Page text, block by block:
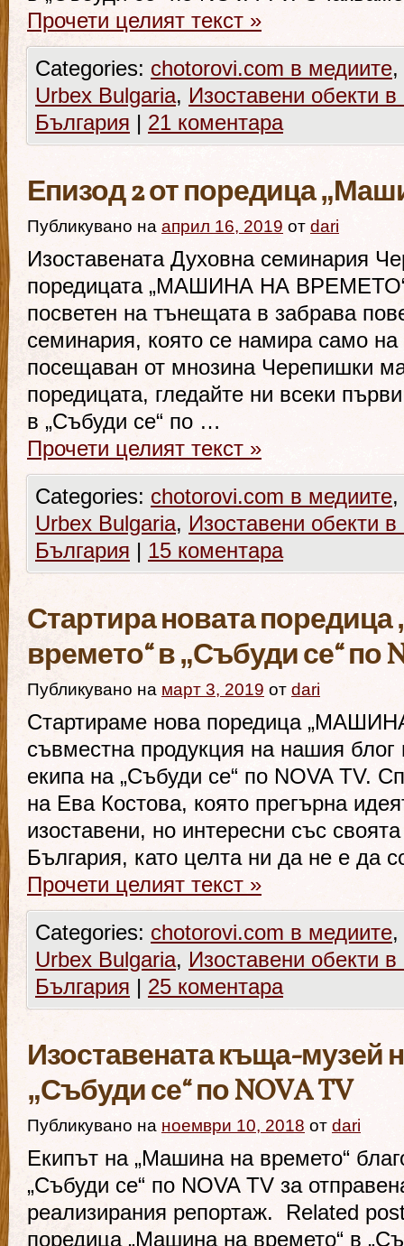
Прочети целият текст »
Categories: chotorovi.com в медиите,
Urbex Bulgaria, Изоставени обекти
България | 21 коментара
Епизод 2 от поредица
Публикувано на април 16, 2019 от dari
Изоставената Духовна семинария
поредицата „МАШИНА НА ВРЕМЕТО“
посветен на тънещата в забрава
семинария, която се намира само на
посещаван от мнозина Черепишки
поредицата, гледайте ни всеки
в „Събуди се“ по …
Прочети целият текст »
Categories: chotorovi.com в медиите,
Urbex Bulgaria, Изоставени обекти
България | 15 коментара
Стартира новата
времето“ в „Събуди се“ по
Публикувано на март 3, 2019 от dari
Стартираме нова поредица
съвместна продукция на нашия
екипа на „Събуди се“ по NOVA TV.
на Ева Костова, която прегърна
изоставени, но интересни със
България, като целта ни да не е да
Прочети целият текст »
Categories: chotorovi.com в медиите,
Urbex Bulgaria, Изоставени обекти
България | 25 коментара
Изоставената къща-музей
„Събуди се“ по NOVA TV
Публикувано на ноември 10, 2018 от dari
Екипът на „Машина на времето“
„Събуди се“ по NOVA TV за
реализирания репортаж. Related
поредица „Машина на времето“ в